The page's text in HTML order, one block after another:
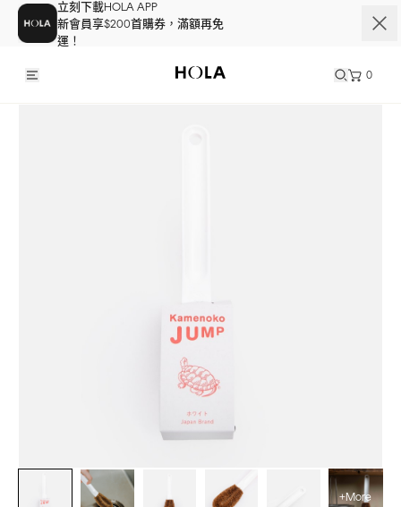
立刻下載HOLA APP
新會員享$200首購券，滿額再免
運！
0
+More